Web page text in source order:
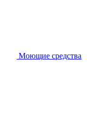
Моющие средства